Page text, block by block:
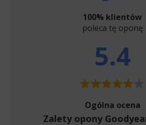
100% klientów
poleca tę oponę
5.4
Ogólna ocena
Zalety opony